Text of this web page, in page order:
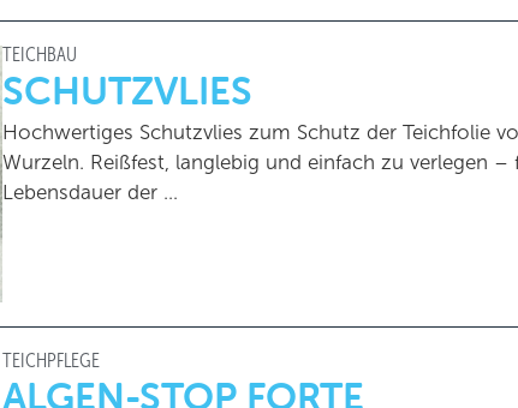
TEICHBAU
SCHUTZVLIES
Hochwertiges Schutzvlies zum Schutz der Teichfolie
Wurzeln. Reißfest, langlebig und einfach zu verlegen –
Lebensdauer der …
TEICHPFLEGE
ALGEN-STOP FORTE